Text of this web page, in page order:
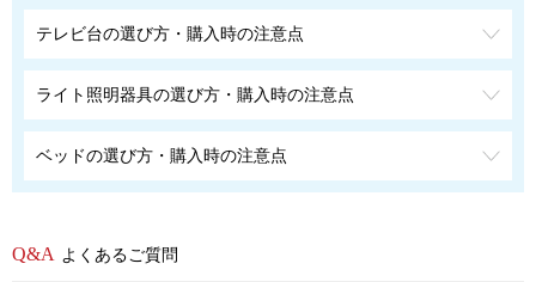
テレビ台の選び方・購入時の注意点
ライト照明器具の選び方・購入時の注意点
ベッドの選び方・購入時の注意点
よくあるご質問